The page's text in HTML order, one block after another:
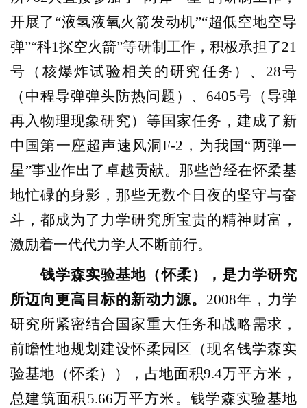
开展了“液氢液氧火箭发动机”“超低空地空导
弹”“科1探空火箭”等研制工作，积极承担了21
号（核爆炸试验相关的研究任务）、28号
（中程导弹弹头防热问题）、6405号（导弹
再入物理现象研究）等国家任务，建成了新
中国第一座超声速风洞F-2，为我国“两弹一
星”事业作出了卓越贡献。那些曾经在怀柔基
地忙碌的身影，那些无数个日夜的坚守与奋
斗，都成为了力学研究所宝贵的精神财富，
激励着一代代力学人不断前行。
钱学森实验基地（怀柔），是力学研究
所迈向更高目标的新动力源。 2008年，力学
研究所紧密结合国家重大任务和战略需求，
前瞻性地规划建设怀柔园区（现名钱学森实
验基地（怀柔）），占地面积9.4万平方米，
总建筑面积5.66万平方米。钱学森实验基地